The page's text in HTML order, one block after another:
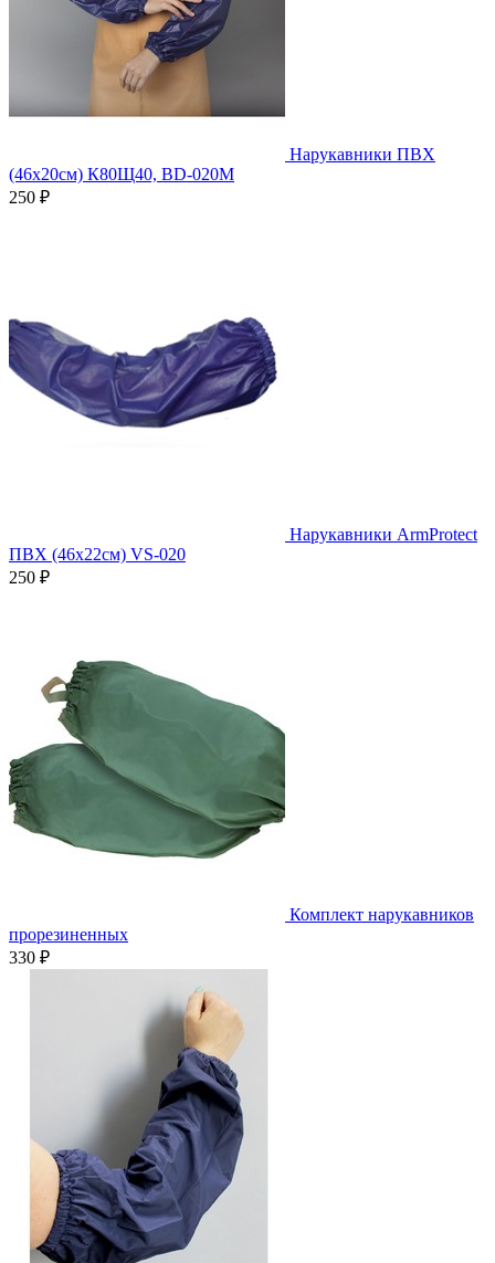
Нарукавники ПВХ
(46х20см) К80Щ40, BD-020M
250 ₽
Нарукавники ArmProtect
ПВХ (46х22см) VS-020
250 ₽
Комплект нарукавников
прорезиненных
330 ₽